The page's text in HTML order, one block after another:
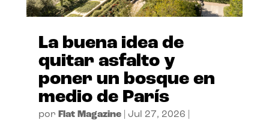
La buena idea de
quitar asfalto y
poner un bosque en
medio de París
por Flat Magazine| Jul 27, 2026